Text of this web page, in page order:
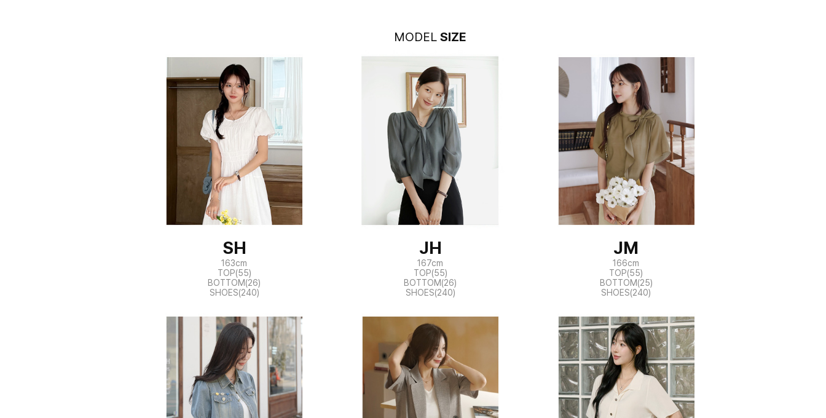
MODEL SIZE
SH
163cm
TOP(55)
BOTTOM(26)
SHOES(240)
JH
167cm
TOP(55)
BOTTOM(26)
SHOES(240)
JM
166cm
TOP(55)
BOTTOM(25)
SHOES(240)